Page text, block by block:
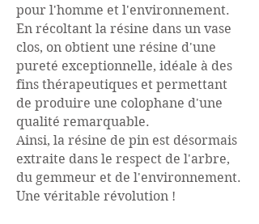
pour l'homme et l'environnement.
En récoltant la résine dans un vase
clos, on obtient une résine d'une
pureté exceptionnelle, idéale à des
fins thérapeutiques et permettant
de produire une colophane d'une
qualité remarquable.
Ainsi, la résine de pin est désormais
extraite dans le respect de l'arbre,
du gemmeur et de l'environnement.
Une véritable révolution !